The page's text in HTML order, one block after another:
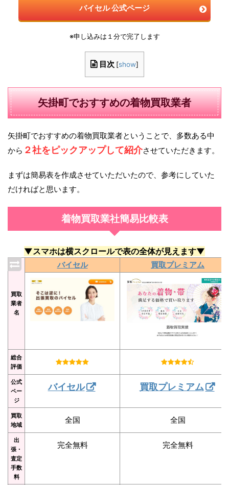
バイセル 公式ページ
※申し込みは１分で完了します
目次 [show]
矢掛町でおすすめの着物買取業者
矢掛町でおすすめの着物買取業者ということで、多数ある中
から ２社をピックアップして紹介させていただきます。
まずは簡易表を作成させていただいたので、参考にしていた
だければと思います。
着物買取業社簡易比較表
▼スマホは横スクロールで表の全体が見えます▼
買取
業者
名
バイセル 買取プレミアム
総合
評価
公式
ペー
ジ
バイセル 買取プレミアム
買取
地域
全国 全国
出
張・
査定
手数
料
完全無料 完全無料